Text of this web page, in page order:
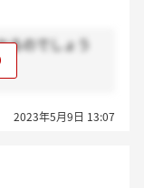
るのでしょう
2023年5月9日 13:07